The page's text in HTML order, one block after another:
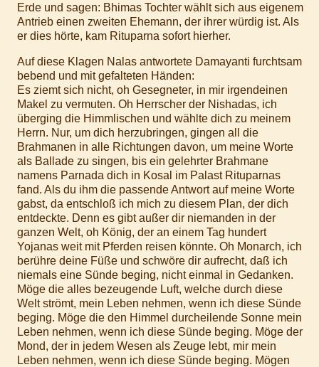
Erde und sagen: Bhimas Tochter wählt sich aus eigenem
Antrieb einen zweiten Ehemann, der ihrer würdig ist. Als
er dies hörte, kam Rituparna sofort hierher.
Auf diese Klagen Nalas antwortete Damayanti furchtsam
bebend und mit gefalteten Händen:
Es ziemt sich nicht, oh Gesegneter, in mir irgendeinen
Makel zu vermuten. Oh Herrscher der Nishadas, ich
überging die Himmlischen und wählte dich zu meinem
Herrn. Nur, um dich herzubringen, gingen all die
Brahmanen in alle Richtungen davon, um meine Worte
als Ballade zu singen, bis ein gelehrter Brahmane
namens Parnada dich in Kosal im Palast Rituparnas
fand. Als du ihm die passende Antwort auf meine Worte
gabst, da entschloß ich mich zu diesem Plan, der dich
entdeckte. Denn es gibt außer dir niemanden in der
ganzen Welt, oh König, der an einem Tag hundert
Yojanas weit mit Pferden reisen könnte. Oh Monarch, ich
berühre deine Füße und schwöre dir aufrecht, daß ich
niemals eine Sünde beging, nicht einmal in Gedanken.
Möge die alles bezeugende Luft, welche durch diese
Welt strömt, mein Leben nehmen, wenn ich diese Sünde
beging. Möge die den Himmel durcheilende Sonne mein
Leben nehmen, wenn ich diese Sünde beging. Möge der
Mond, der in jedem Wesen als Zeuge lebt, mir mein
Leben nehmen, wenn ich diese Sünde beging. Mögen